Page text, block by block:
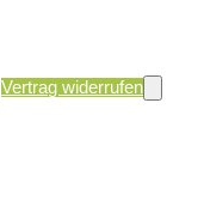
Vertrag widerrufen